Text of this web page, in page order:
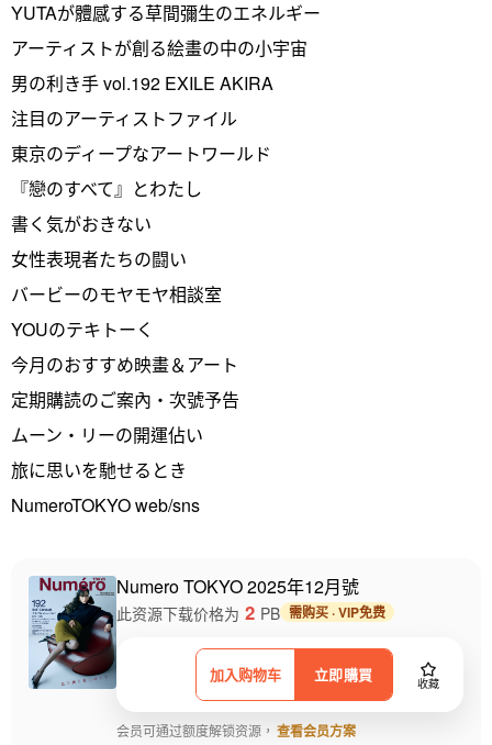
YUTAが體感する草間彌生のエネルギー
アーティストが創る絵畫の中の小宇宙
男の利き手 vol.192 EXILE AKIRA
注目のアーティストファイル
東京のディープなアートワールド
『戀のすべて』とわたし
書く気がおきない
女性表現者たちの闘い
バービーのモヤモヤ相談室
YOUのテキトーく
今月のおすすめ映畫＆アート
定期購読のご案內・次號予告
ムーン・リーの開運佔い
旅に思いを馳せるとき
NumeroTOKYO web/sns
Numero TOKYO 2025年12月號
加入购物车 立即購買 收藏
此资源下载价格为 2 PB 需购买 · VIP免费
会员可通过额度解锁资源， 查看会员方案